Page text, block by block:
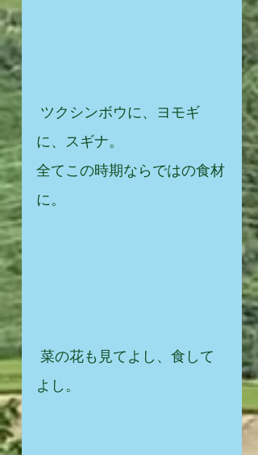
に、スギナ。
全てこの時期ならではの食材
に。
よし。